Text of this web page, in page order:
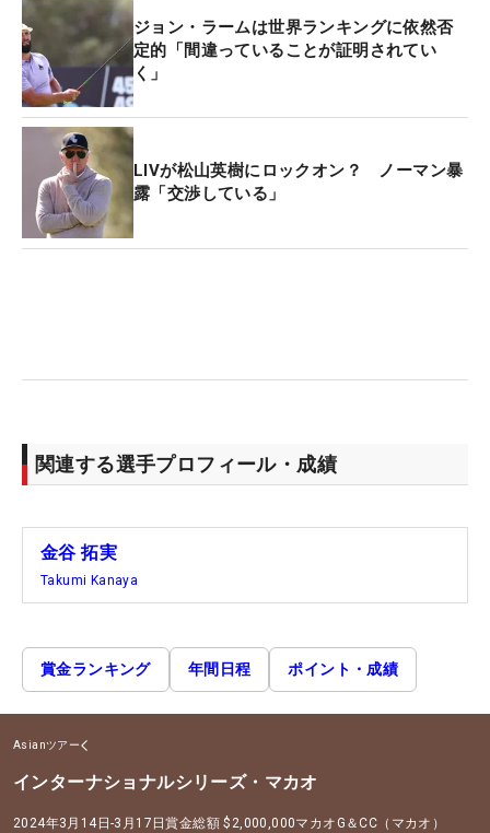
ジョン・ラームは世界ランキングに依然否
定的「間違っていることが証明されてい
く」
LIVが松山英樹にロックオン？ ノーマン暴
露「交渉している」
関連する選手プロフィール・成績
金谷 拓実
Takumi Kanaya
賞金ランキング 年間日程 ポイント・成績
Asianツアー
インターナショナルシリーズ・マカオ
2024年3月14日-3月17日賞金総額 $2,000,000マカオG＆CC（マカオ）